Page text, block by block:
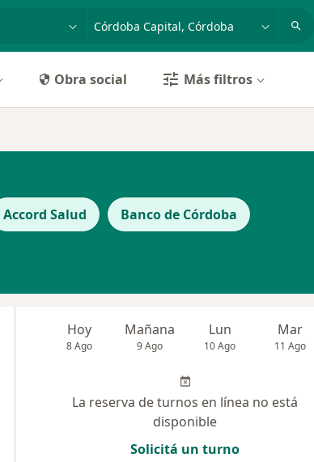
o nombrep. ej. Buenos Aires
Obra social Más filtros
Accord Salud Banco de Córdoba
Hoy
8 Ago
Mañana
9 Ago
Lun
10 Ago
Mar
11 Ago
La reserva de turnos en línea no está
disponible
Solicitá un turno